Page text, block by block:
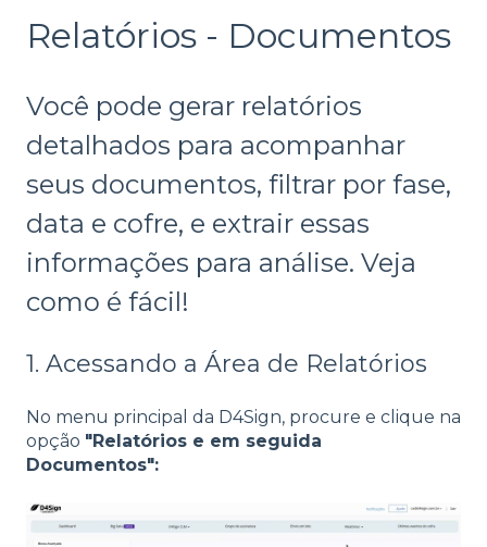
Relatórios - Documentos
Você pode gerar relatórios
detalhados para acompanhar
seus documentos, filtrar por fase,
data e cofre, e extrair essas
informações para análise. Veja
como é fácil!
1. Acessando a Área de Relatórios
No menu principal da D4Sign, procure e clique na
opção "Relatórios e em seguida
Documentos":